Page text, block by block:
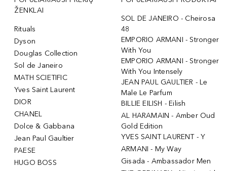
ŽENKLAI
Rituals
Dyson
Douglas Collection
Sol de Janeiro
MATH SCIETIFIC
Yves Saint Laurent
DIOR
CHANEL
Dolce & Gabbana
Jean Paul Gaultier
PAESE
HUGO BOSS
SOL DE JANEIRO - Cheirosa
48
EMPORIO ARMANI - Stronger
With You
EMPORIO ARMANI - Stronger
With You Intensely
JEAN PAUL GAULTIER - Le
Male Le Parfum
BILLIE EILISH - Eilish
AL HARAMAIN - Amber Oud
Gold Edition
YVES SAINT LAURENT - Y
ARMANI - My Way
Gisada - Ambassador Men